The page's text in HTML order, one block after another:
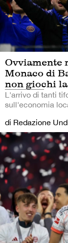
Ovviamente
Monaco di
non giochi
L'arrivo di tanti
sull'economia
di Redazione